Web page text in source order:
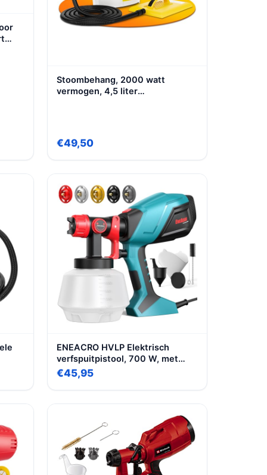
Stoombehang, 2000 watt
vermogen, 4,5 liter
behangoplosser 4,5 Liter
Wassertank Behangoplosser
€49,50
ENEACRO HVLP Elektrisch
verfspuitpistool, 700 W, met
reservoir van 1200 ml,
verstelbare doorstroming en
€45,95